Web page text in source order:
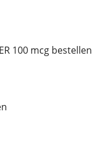
100 mcg bestellen